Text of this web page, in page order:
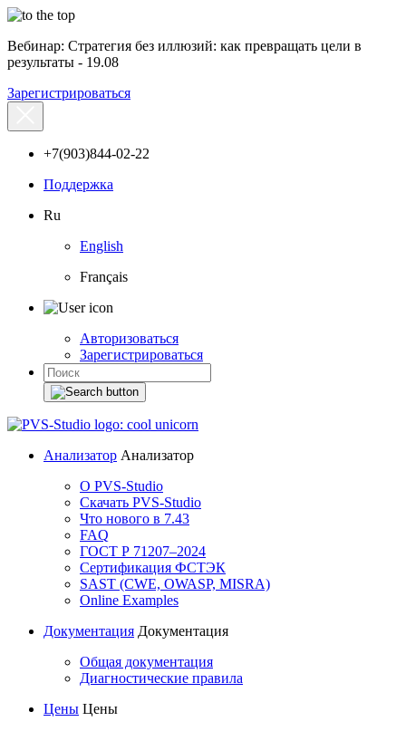
Вебинар: Стратегия без иллюзий: как превращать цели в
результаты - 19.08
Зарегистрироваться
+7(903)844-02-22
Поддержка
Ru
English
Français
Авторизоваться
Зарегистрироваться
Анализатор Анализатор
О PVS-Studio
Скачать PVS-Studio
Что нового в 7.43
FAQ
ГОСТ Р 71207–2024
Сертификация ФСТЭК
SAST (CWE, OWASP, MISRA)
Online Examples
Документация Документация
Общая документация
Диагностические правила
Цены Цены